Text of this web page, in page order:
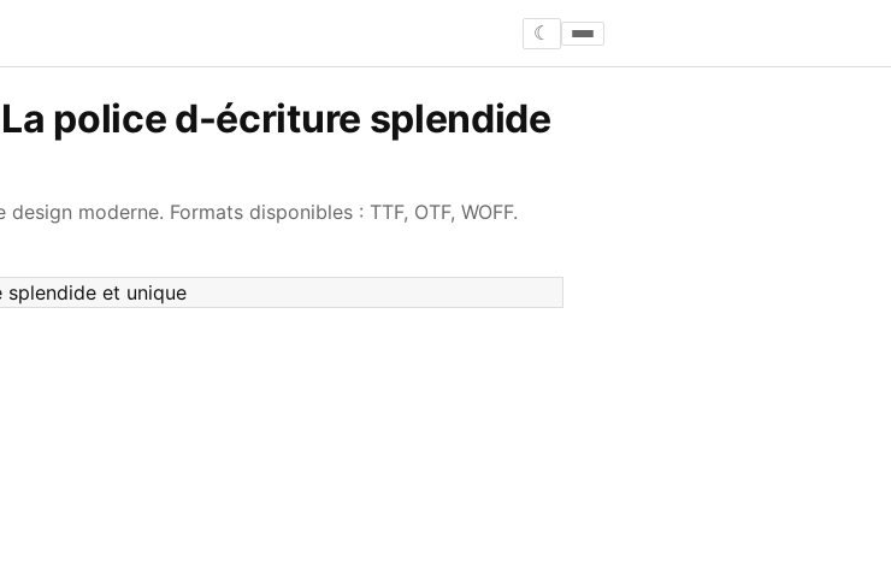
☾
police d-écriture splendide
moderne. Formats disponibles : TTF, OTF, WOFF.